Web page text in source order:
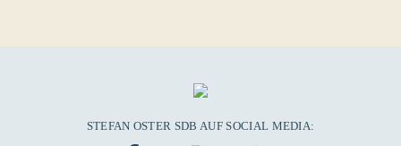
STEFAN OSTER SDB AUF SOCIAL MEDIA: